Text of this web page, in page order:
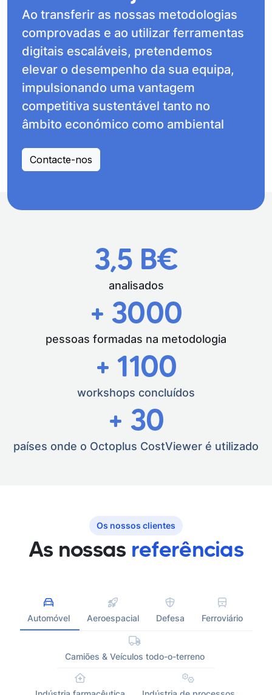
Ao transferir as nossas metodologias
comprovadas e ao utilizar ferramentas
digitais escaláveis, pretendemos
elevar o desempenho da sua equipa,
impulsionando uma vantagem
competitiva sustentável tanto no
âmbito económico como ambiental
Contacte-nos
3,5 B€
analisados
+ 3000
pessoas formadas na metodologia
+ 1100
workshops concluídos
+ 30
países onde o Octoplus CostViewer é utilizado
Os nossos clientes
As nossas referências
Automóvel Aeroespacial Defesa Ferroviário
Camiões & Veículos todo-o-terreno